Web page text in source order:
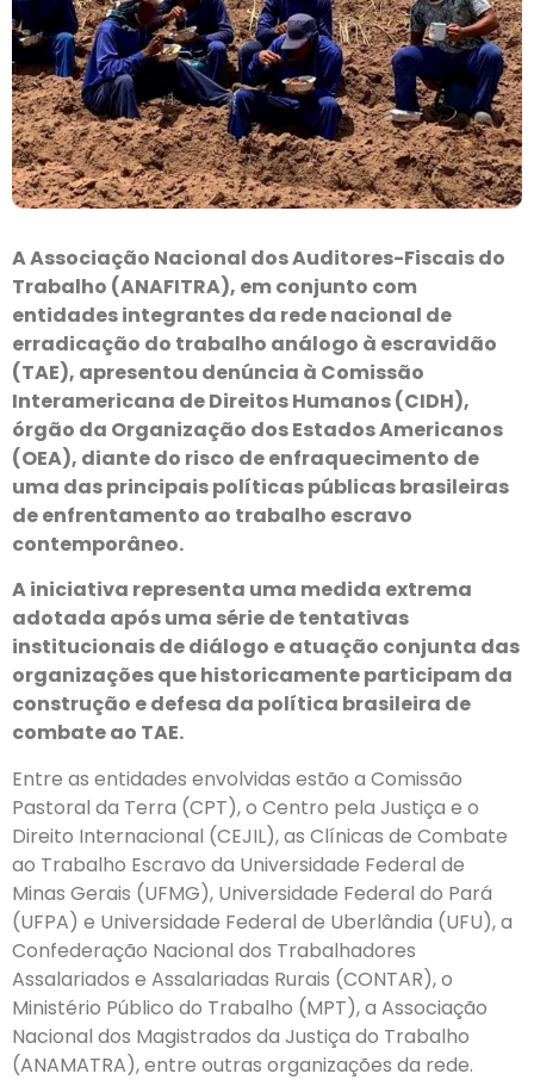
A Associação Nacional dos Auditores-Fiscais do
Trabalho (ANAFITRA), em conjunto com
entidades integrantes da rede nacional de
erradicação do trabalho análogo à escravidão
(TAE), apresentou denúncia à Comissão
Interamericana de Direitos Humanos (CIDH),
órgão da Organização dos Estados Americanos
(OEA), diante do risco de enfraquecimento de
uma das principais políticas públicas brasileiras
de enfrentamento ao trabalho escravo
contemporâneo.
A iniciativa representa uma medida extrema
adotada após uma série de tentativas
institucionais de diálogo e atuação conjunta das
organizações que historicamente participam da
construção e defesa da política brasileira de
combate ao TAE.
Entre as entidades envolvidas estão a Comissão
Pastoral da Terra (CPT), o Centro pela Justiça e o
Direito Internacional (CEJIL), as Clínicas de Combate
ao Trabalho Escravo da Universidade Federal de
Minas Gerais (UFMG), Universidade Federal do Pará
(UFPA) e Universidade Federal de Uberlândia (UFU), a
Confederação Nacional dos Trabalhadores
Assalariados e Assalariadas Rurais (CONTAR), o
Ministério Público do Trabalho (MPT), a Associação
Nacional dos Magistrados da Justiça do Trabalho
(ANAMATRA), entre outras organizações da rede.